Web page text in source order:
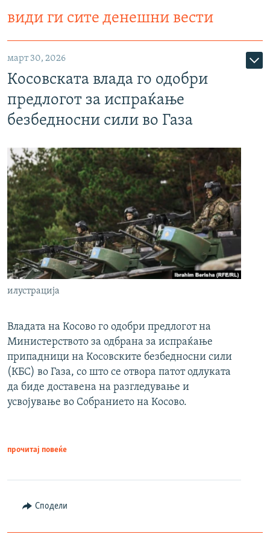
види ги сите денешни вести
март 30, 2026
Косовската влада го одобри
предлогот за испраќање
безбедносни сили во Газа
илустрација
Владата на Косово го одобри предлогот на
Министерството за одбрана за испраќање
припадници на Косовските безбедносни сили
(КБС) во Газа, со што се отвора патот одлуката
да биде доставена на разгледување и
усвојување во Собранието на Косово.
прочитај повеќе
Сподели